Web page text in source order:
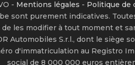
- Mentions légales - Politique de
sont purement indicatives.
les modifier à tout moment et
Automobiles S.r.l., dont le siège
d'immatriculation au Registro
social de 8 000 000 euros